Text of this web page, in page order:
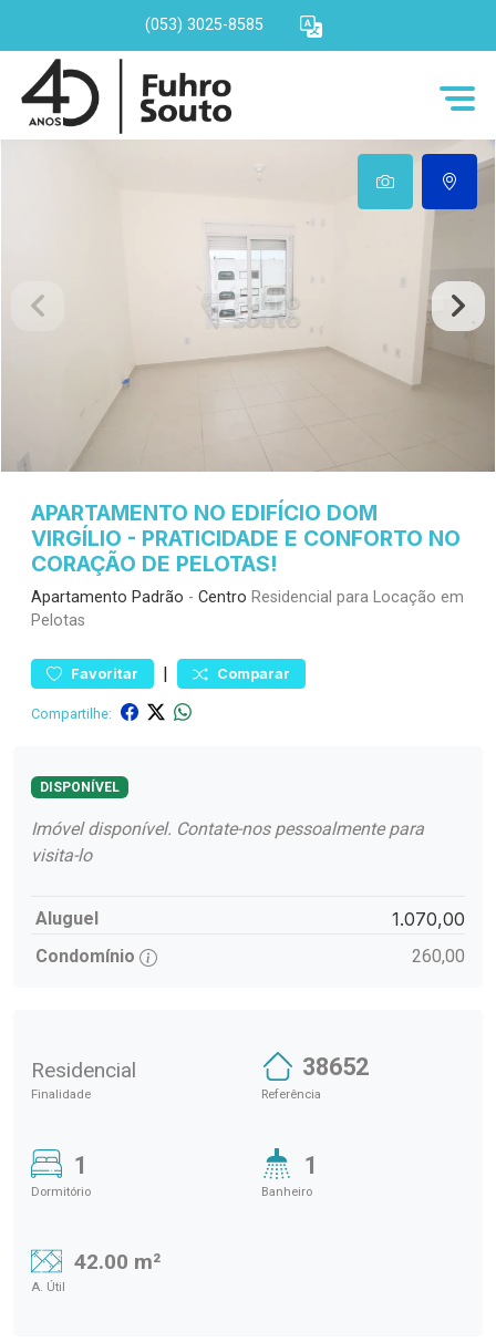
(053) 3025-8585
APARTAMENTO NO EDIFÍCIO DOM
VIRGÍLIO - PRATICIDADE E CONFORTO NO
CORAÇÃO DE PELOTAS!
Apartamento Padrão - Centro Residencial para Locação em
Pelotas
Favoritar | Comparar
Compartilhe:
DISPONÍVEL
Imóvel disponível. Contate-nos pessoalmente para
visita-lo
Aluguel 1.070,00
Condomínio 260,00
Residencial
Finalidade
38652
Referência
1
Dormitório
1
Banheiro
42.00 m²
A. Útil